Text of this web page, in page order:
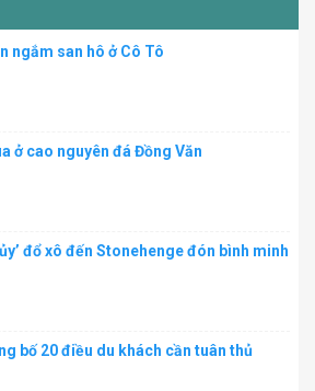
ngắm san hô ở Cô Tô
ở cao nguyên đá Đồng Văn
đổ xô đến Stonehenge đón bình minh
bố 20 điều du khách cần tuân thủ